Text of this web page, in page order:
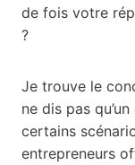
de fois votre
?
Je trouve le
ne dis pas
certains
entrepreneurs